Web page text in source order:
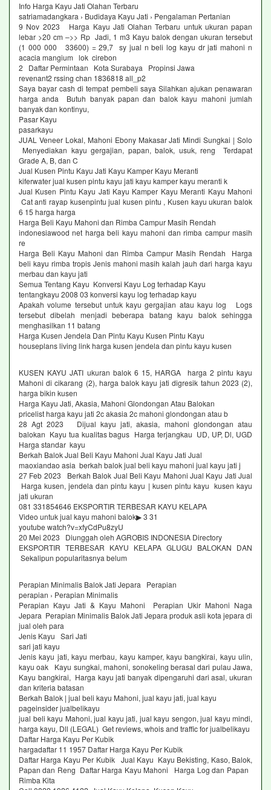
Info Harga Kayu Jati Olahan Terbaru
satriamadangkara › Budidaya Kayu Jati › Pengalaman Pertanian
9 Nov 2023 Harga Kayu Jati Olahan Terbaru untuk ukuran papan
lebar >20 cm –>> Rp Jadi, 1 m3 Kayu balok dengan ukuran tersebut
(1 000 000 33600) = 29,7 sy jual n beli log kayu dr jati mahoni n
acacia mangium lok cirebon
2 Daftar Permintaan Kota Surabaya Propinsi Jawa
revenant2 rssing chan 1836818 all_p2
Saya bayar cash di tempat pembeli saya Silahkan ajukan penawaran
harga anda Butuh banyak papan dan balok kayu mahoni jumlah
banyak dan kontinyu,
Pasar Kayu
pasarkayu
JUAL Veneer Lokal, Mahoni Ebony Makasar Jati Mindi Sungkai | Solo
Menyediakan kayu gergajian, papan, balok, usuk, reng Terdapat
Grade A, B, dan C
Jual Kusen Pintu Kayu Jati Kayu Kamper Kayu Meranti
kiferwater jual kusen pintu kayu jati kayu kamper kayu meranti k
Jual Kusen Pintu Kayu Jati Kayu Kamper Kayu Meranti Kayu Mahoni
Cat anti rayap kusenpintu jual kusen pintu , Kusen kayu ukuran balok
6 15 harga harga
Harga Beli Kayu Mahoni dan Rimba Campur Masih Rendah
indonesiawood net harga beli kayu mahoni dan rimba campur masih
re
Harga Beli Kayu Mahoni dan Rimba Campur Masih Rendah Harga
beli kayu rimba tropis Jenis mahoni masih kalah jauh dari harga kayu
merbau dan kayu jati
Semua Tentang Kayu Konversi Kayu Log terhadap Kayu
tentangkayu 2008 03 konversi kayu log terhadap kayu
Apakah volume tersebut untuk kayu gergajian atau kayu log Logs
tersebut dibelah menjadi beberapa batang kayu balok sehingga
menghasilkan 11 batang
Harga Kusen Jendela Dan Pintu Kayu Kusen Pintu Kayu
houseplans living link harga kusen jendela dan pintu kayu kusen
KUSEN KAYU JATI ukuran balok 6 15, HARGA harga 2 pintu kayu
Mahoni di cikarang (2), harga balok kayu jati digresik tahun 2023 (2),
harga bikin kusen
Harga Kayu Jati, Akasia, Mahoni Glondongan Atau Balokan
pricelist harga kayu jati 2c akasia 2c mahoni glondongan atau b
28 Agt 2023 Dijual kayu jati, akasia, mahoni glondongan atau
balokan Kayu tua kualitas bagus Harga terjangkau UD, UP, Dl, UGD
Harga standar kayu
Berkah Balok Jual Beli Kayu Mahoni Jual Kayu Jati Jual
maoxiandao asia berkah balok jual beli kayu mahoni jual kayu jati j
27 Feb 2023 Berkah Balok Jual Beli Kayu Mahoni Jual Kayu Jati Jual
Harga kusen, jendela dan pintu kayu | kusen pintu kayu kusen kayu
jati ukuran
081 331854646 EKSPORTIR TERBESAR KAYU KELAPA
Video untuk jual kayu mahoni balok▶ 3 31
youtube watch?v=xfyCdPu8zyU
20 Mei 2023 Diunggah oleh AGROBIS INDONESIA Directory
EKSPORTIR TERBESAR KAYU KELAPA GLUGU BALOKAN DAN
Sekalipun popularitasnya belum
Perapian Minimalis Balok Jati Jepara Perapian
perapian › Perapian Minimalis
Perapian Kayu Jati & Kayu Mahoni Perapian Ukir Mahoni Naga
Jepara Perapian Minimalis Balok Jati Jepara produk asli kota jepara di
jual oleh para
Jenis Kayu Sari Jati
sari jati kayu
Jenis kayu jati, kayu merbau, kayu kamper, kayu bangkirai, kayu ulin,
kayu oak Kayu sungkai, mahoni, sonokeling berasal dari pulau Jawa,
Kayu bangkirai, Harga kayu jati banyak dipengaruhi dari asal, ukuran
dan kriteria batasan
Berkah Balok | jual beli kayu Mahoni, jual kayu jati, jual kayu
pageinsider jualbelikayu
jual beli kayu Mahoni, jual kayu jati, jual kayu sengon, jual kayu mindi,
harga kayu, Dll (LEGAL) Get reviews, whois and traffic for jualbelikayu
Daftar Harga Kayu Per Kubik
hargadaftar 11 1957 Daftar Harga Kayu Per Kubik
Daftar Harga Kayu Per Kubik Jual Kayu Kayu Bekisting, Kaso, Balok,
Papan dan Reng Daftar Harga Kayu Mahoni Harga Log dan Papan
Rimba Kita